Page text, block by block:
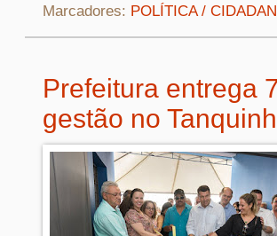
Marcadores: POLÍTICA /
Prefeitura entrega
gestão no